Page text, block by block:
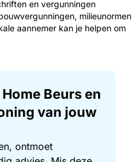
en vergunningen
milieunormen
aannemer kan je helpen om
Beurs en
van jouw
ontmoet